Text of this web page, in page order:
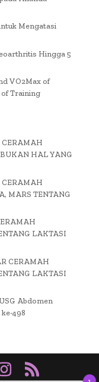
Mengatasi
Hingga 5
VO2Max of
of Training
CERAMAH
HAL YANG
CERAMAH
MARS TENTANG
LAKTASI
CERAMAH
LAKTASI
Abdomen
498